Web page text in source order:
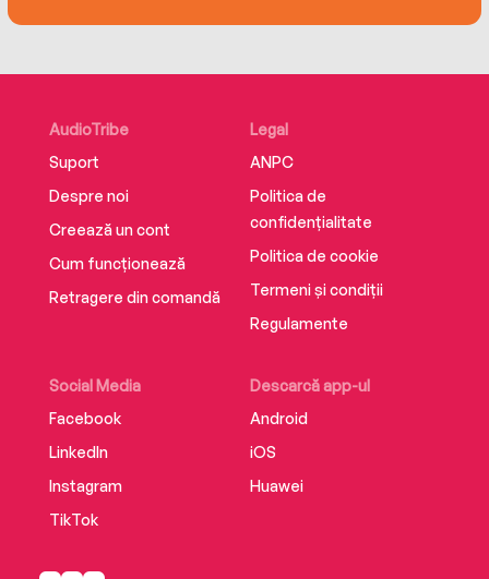
of diet, modern disease and medicine. The
can change our microbes for the better and this
indispensable guide: life – and your body – will
never seem the same again.
AudioTribe
Suport
Despre noi
Creează un cont
Cum funcționează
Retragere din comandă
Social Media
Facebook
LinkedIn
Instagram
TikTok
Descarcă app-ul
Android
iOS
Huawei
Legal
ANPC
Politica de
confidențialitate
Politica de cookie
Termeni și condiții
Regulamente